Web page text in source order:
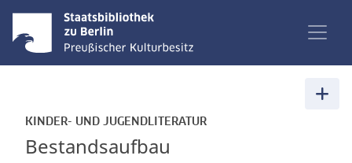
KINDER- UND JUGENDLITERATUR
Bestandsaufbau